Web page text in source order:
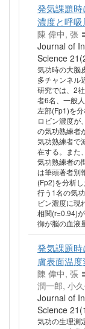
発気課題
濃度と呼
陳 偉中, 張
Journal of
Science
気功時の大脳
多チャンネル
研究では、2
者6名、一般
左部(Fp1)を
ロビン濃度が
の気功熟練者
気功熟練者で
在する。また
気功熟練者の
は筆頭著者別
(Fp2)を分析
行う1名の気
ビン濃度に現
相関(r=0.94)
御が脳の血液
発気課題
膚表面温
陳 偉中, 張
潤一郎, 小
Journal of
Science
気功の生理測